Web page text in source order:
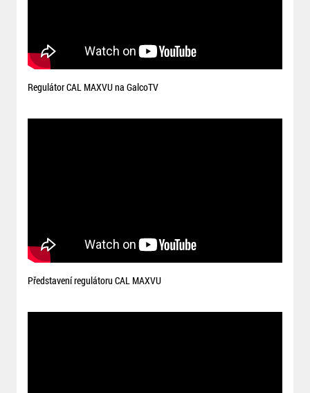
Regulátor CAL MAXVU na GalcoTV
Představení regulátoru CAL MAXVU